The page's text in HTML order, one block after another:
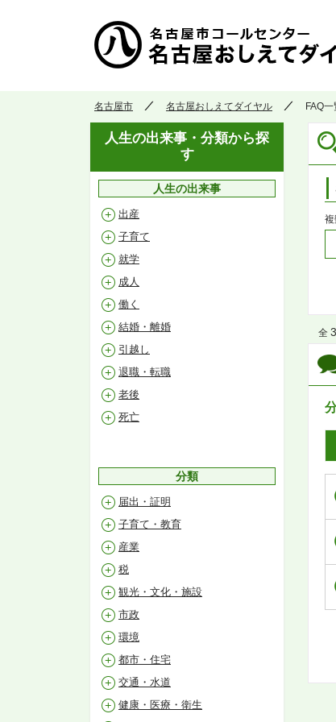
名古屋市 名古屋おしえてダイヤル FAQ一
複
全 3
人生の出来事・分類から探
す
人生の出来事
出産
子育て
就学
成人
働く
結婚・離婚
引越し
退職・転職
老後
死亡
分類
届出・証明
子育て・教育
産業
税
観光・文化・施設
市政
環境
都市・住宅
交通・水道
健康・医療・衛生